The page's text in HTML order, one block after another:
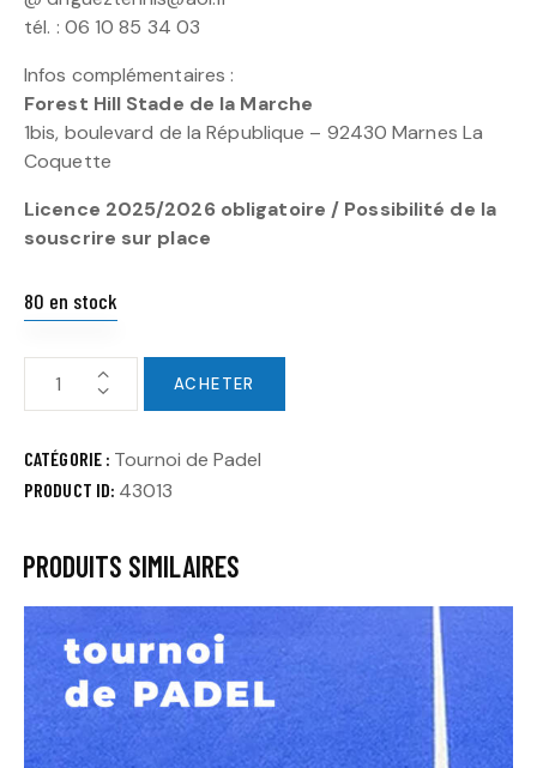
tél. : 06 10 85 34 03
Infos complémentaires :
Forest Hill Stade de la Marche
1bis, boulevard de la République – 92430 Marnes La
Coquette
Licence 2025/2026 obligatoire / Possibilité de la
souscrire sur place
80 en stock
ACHETER
CATÉGORIE : Tournoi de Padel
PRODUCT ID: 43013
PRODUITS SIMILAIRES